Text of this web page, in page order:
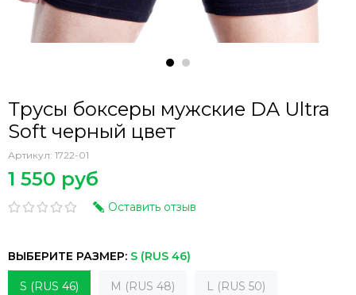
Трусы боксеры мужские DA Ultra
Soft черный цвет
Артикул: 1722-01
1 550 руб
Оставить отзыв
ВЫБЕРИТЕ РАЗМЕР: S (RUS 46)
S (RUS 46) M (RUS 48) L (RUS 50)